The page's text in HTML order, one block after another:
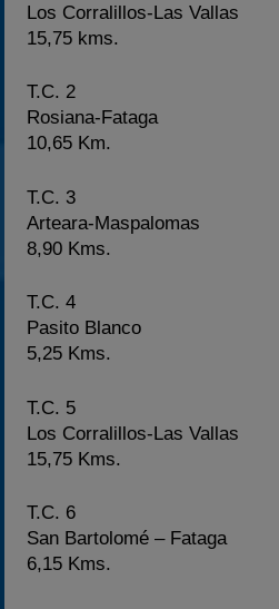
Los Corralillos-Las Vallas
15,75 kms.
T.C. 2
Rosiana-Fataga
10,65 Km.
T.C. 3
Arteara-Maspalomas
8,90 Kms.
T.C. 4
Pasito Blanco
5,25 Kms.
T.C. 5
Los Corralillos-Las Vallas
15,75 Kms.
T.C. 6
San Bartolomé – Fataga
6,15 Kms.